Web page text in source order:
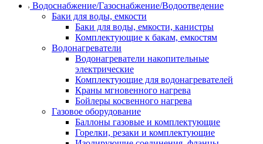
Водоснабжение/Газоснабжение/Водоотведение
Баки для воды, емкости
Баки для воды, емкости, канистры
Комплектующие к бакам, емкостям
Водонагреватели
Водонагреватели накопительные
электрические
Комплектующие для водонагревателей
Краны мгновенного нагрева
Бойлеры косвенного нагрева
Газовое оборудование
Баллоны газовые и комплектующие
Горелки, резаки и комплектующие